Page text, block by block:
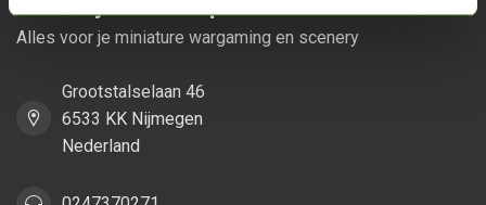
Alles voor je miniature wargaming en scenery
Grootstalselaan 46
6533 KK Nijmegen
Nederland